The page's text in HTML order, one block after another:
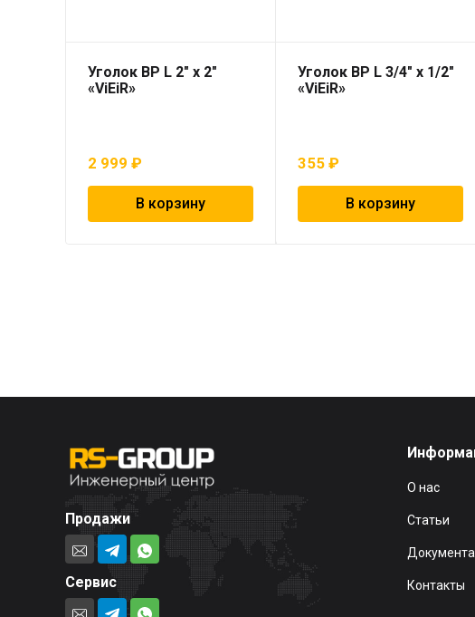
Уголок ВР L 2″ х 2″
«ViEiR»
2 999 ₽
В корзину
Уголок ВР L 3/4″ х 1/2″
«ViEiR»
355₽
В корзину
Продажи
Сервис
О нас
Статьи
Контакты